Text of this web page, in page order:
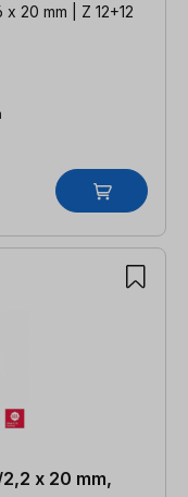
20 mm | Z 12+12
x 20 mm,